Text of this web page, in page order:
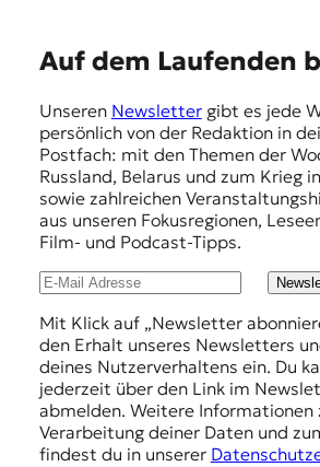
Auf dem Laufenden
Unseren Newslettergibt es jede
persönlich von der Redaktion in
Postfach: mit den Themen der
Russland, Belarus und zum Krieg
sowie zahlreichen
aus unseren Fokusregionen,
Film- und Podcast-Tipps.
Mit Klick auf „Newsletter
den Erhalt unseres Newsletters
deines Nutzerverhaltens ein. Du
jederzeit über den Link im
abmelden. Weitere Informationen
Verarbeitung deiner Daten und
findest du in unserer